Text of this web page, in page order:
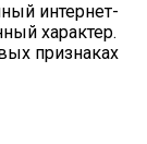
интернет-
характер.
признаках